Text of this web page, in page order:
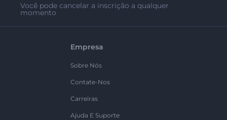
Você pode cancelar a inscrição a qualquer
momento
Empresa
Sobre Nós
Contate-Nos
Carreiras
Ajuda E Suporte